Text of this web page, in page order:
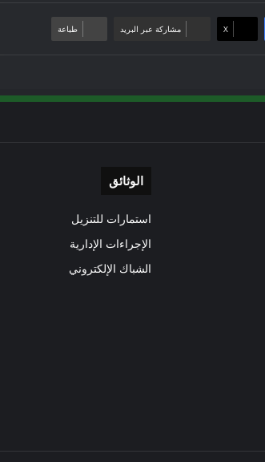
‫X مشاركة عبر البريد طباعة
الوثائق
استمارات للتنزيل
الإجراءات الإدارية
الشباك الإلكتروني